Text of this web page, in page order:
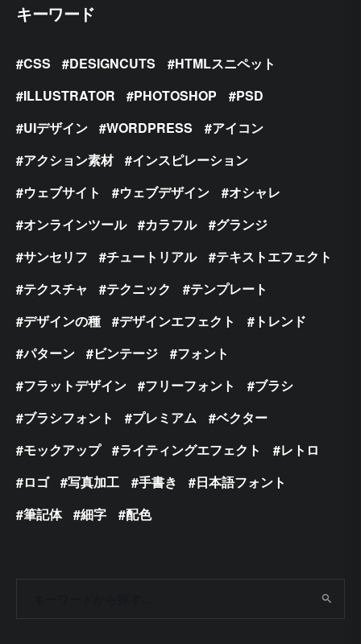
キーワード
CSS DESIGNCUTS
HTMLスニペット
ILLUSTRATOR
PHOTOSHOP
PSD
UIデザイン
WORDPRESS
アイコン
アクション素材
インスピレーション
ウェブサイト
ウェブデザイン
オシャレ
オンラインツール
カラフル
グランジ
サンセリフ
チュートリアル
テキストエフェクト
テクスチャ
テクニック
テンプレート
デザインの種
デザインエフェクト
トレンド
パターン
ビンテージ
フォント
フラットデザイン
フリーフォント
ブラシ
ブラシフォント
プレミアム
ベクター
モックアップ
ライティングエフェクト
レトロ
ロゴ
写真加工 手書き
日本語フォント
筆記体
細字 配色